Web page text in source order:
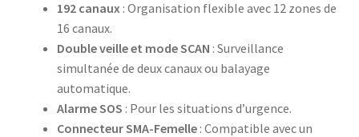
192 canaux : Organisation flexible avec 12 zones de
16 canaux.
Double veille et mode SCAN : Surveillance
simultanée de deux canaux ou balayage
automatique.
Alarme SOS : Pour les situations d’urgence.
Connecteur SMA-Femelle: Compatible avec un